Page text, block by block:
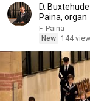
D.
Paina, organ
F. Paina
New
144